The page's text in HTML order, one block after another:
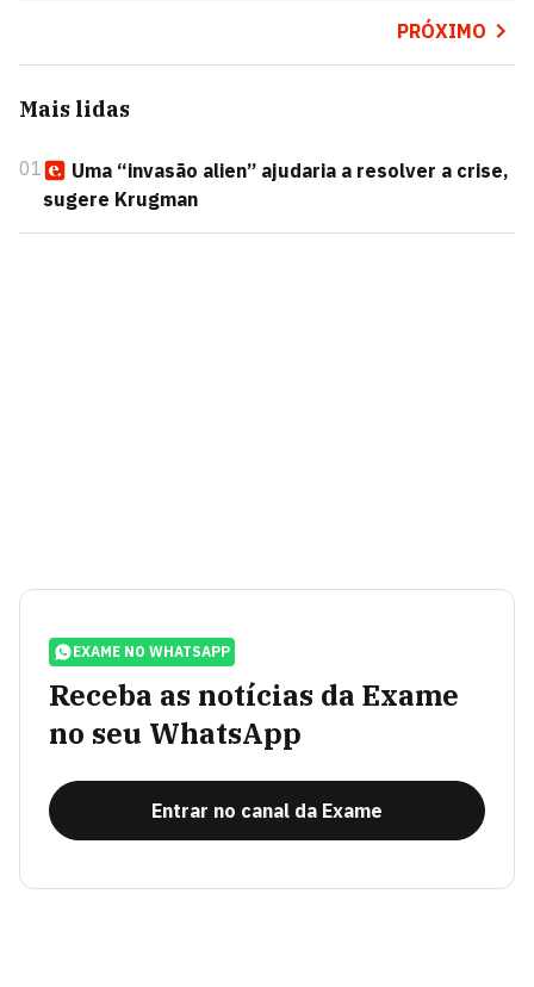
PRÓXIMO
Mais lidas
01
Uma “invasão alien” ajudaria a resolver a crise,
sugere Krugman
EXAME NO WHATSAPP
Receba as notícias da Exame
no seu WhatsApp
Entrar no canal da Exame